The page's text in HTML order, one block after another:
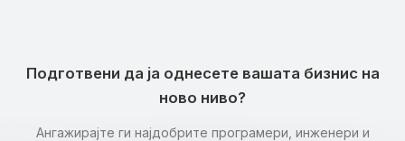
Подготвени да ја однесете вашата бизнис на
ново ниво?
Ангажирајте ги најдобрите програмери, инженери и